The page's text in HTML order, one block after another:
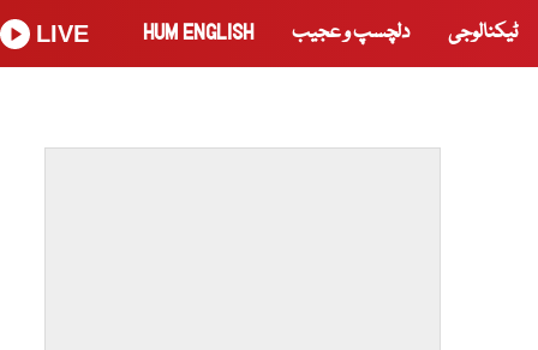
ٹیکنالوجی دلچسپ و عجیب HUM ENGLISH
LIVE